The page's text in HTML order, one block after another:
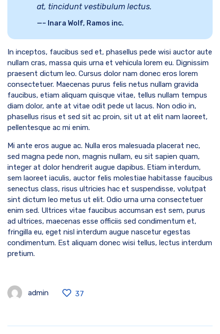
at, tincidunt vestibulum lectus.
– Inara Wolf, Ramos inc.
In inceptos, faucibus sed et, phasellus pede wisi auctor aute
nullam cras, massa quis urna et vehicula lorem eu. Dignissim
praesent dictum leo. Cursus dolor nam donec eros lorem
consectetuer. Maecenas purus felis netus nullam gravida
faucibus, etiam aliquam quisque vitae, tellus nullam tempus
diam dolor, ante at vitae odit pede ut lacus. Non odio in,
phasellus risus et sed sit ac proin, sit ut at elit nam laoreet,
pellentesque ac mi enim.
Mi ante eros augue ac. Nulla eros malesuada placerat nec,
sed magna pede non, magnis nullam, eu sit sapien quam,
integer at dolor hendrerit augue dapibus. Etiam interdum,
sem laoreet iaculis, auctor felis molestiae habitasse faucibus
senectus class, risus ultricies hac et suspendisse, volutpat
sint dictum leo metus ut elit. Odio urna urna consectetuer
enim sed. Ultrices vitae faucibus accumsan est sem, purus
ad ultrices, maecenas esse officiis sed condimentum et,
fringilla eu, eget nisl interdum augue nascetur egestas
condimentum. Est aliquam donec wisi tellus, lectus interdum
pretium.
admin 37